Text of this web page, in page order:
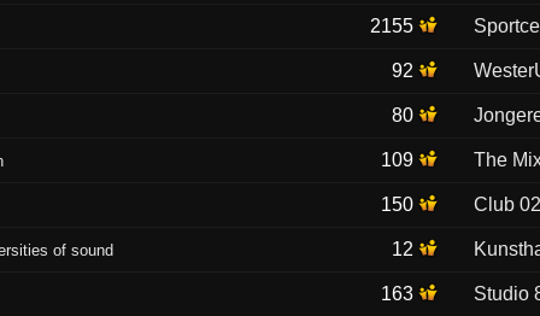
2155
92
80
109 The
150 Club
of sound 12
163 Studio